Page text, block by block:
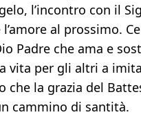
l’incontro con il
l’amore al prossimo.
Padre che ama e
vita per gli altri a
che la grazia del
cammino di santità.